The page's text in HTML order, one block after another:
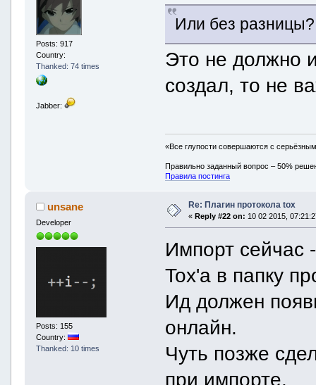
Posts: 917
Country:
Thanked: 74 times
Jabber:
Или без разницы?
Это не должно
создал, то не
«Все глупости совершаются с
Правильно заданный вопрос – 50%
Правила постинга
unsane
Developer
Posts: 155
Country:
Thanked: 10 times
Re: Плагин протокола tox
« Reply #22 on: 10 02 2015,
Импорт сейчас
Tox'a в папку
Ид должен
онлайн.
Чуть позже
при импорте.